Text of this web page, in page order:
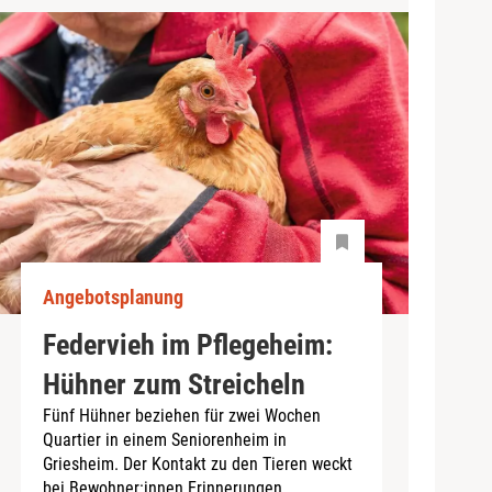
Angebotsplanung
Federvieh im Pflegeheim:
Hühner zum Streicheln
Fünf Hühner beziehen für zwei Wochen
Quartier in einem Seniorenheim in
Griesheim. Der Kontakt zu den Tieren weckt